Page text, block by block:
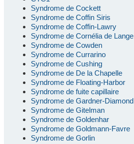
Syndrome de Cockett
Syndrome de Coffin Siris
Syndrome de Coffin-Lawry
Syndrome de Cornélia de Lange
Syndrome de Cowden
Syndrome de Currarino
Syndrome de Cushing
Syndrome de De la Chapelle
Syndrome de Floating-Harbor
Syndrome de fuite capillaire
Syndrome de Gardner-Diamond
Syndrome de Gitelman
Syndrome de Goldenhar
Syndrome de Goldmann-Favre
Syndrome de Gorlin